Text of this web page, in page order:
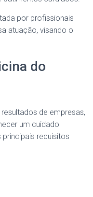
por profissionais
atuação, visando o
do
de empresas,
um cuidado
requisitos